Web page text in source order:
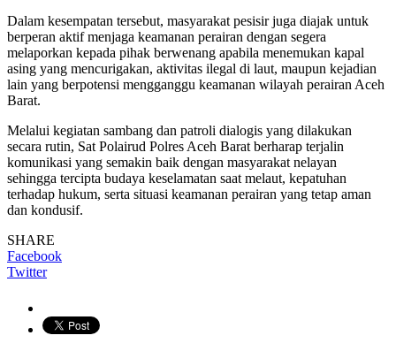
Dalam kesempatan tersebut, masyarakat pesisir juga diajak untuk
berperan aktif menjaga keamanan perairan dengan segera
melaporkan kepada pihak berwenang apabila menemukan kapal
asing yang mencurigakan, aktivitas ilegal di laut, maupun kejadian
lain yang berpotensi mengganggu keamanan wilayah perairan Aceh
Barat.
Melalui kegiatan sambang dan patroli dialogis yang dilakukan
secara rutin, Sat Polairud Polres Aceh Barat berharap terjalin
komunikasi yang semakin baik dengan masyarakat nelayan
sehingga tercipta budaya keselamatan saat melaut, kepatuhan
terhadap hukum, serta situasi keamanan perairan yang tetap aman
dan kondusif.
SHARE
Facebook
Twitter